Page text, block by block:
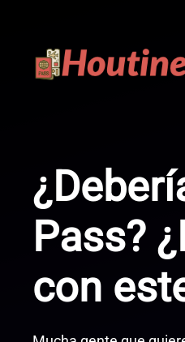
contenido
Pass?
con